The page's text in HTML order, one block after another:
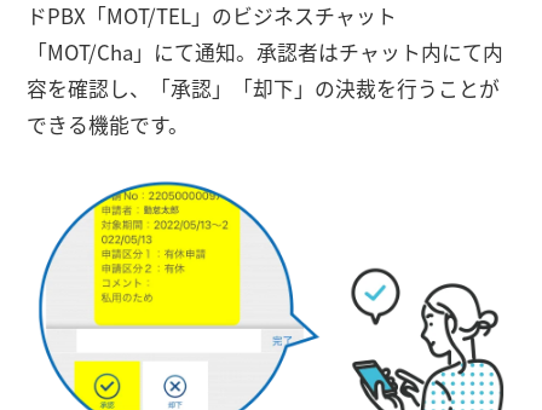
ドPBX「MOT/TEL」のビジネスチャット
「MOT/Cha」にて通知。承認者はチャット内にて内
容を確認し、「承認」「却下」の決裁を行うことが
できる機能です。